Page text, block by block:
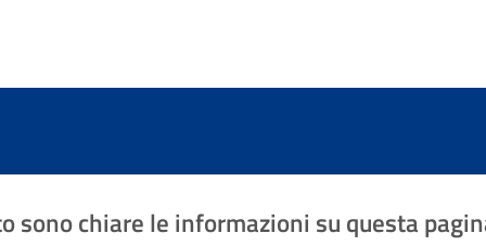
sono chiare le informazioni su questa